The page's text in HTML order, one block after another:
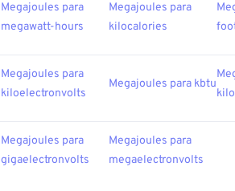
Megajoules para
megawatt-hours
Megajoules para
kilocalories
Megajoules para
kiloelectronvolts
Megajoules para kbtu
Megajoules para
gigaelectronvolts
Megajoules para
megaelectronvolts